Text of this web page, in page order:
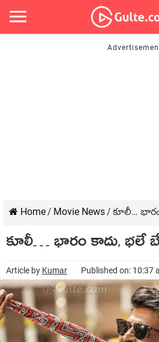
Home/ Movie News/ కూలీ…
కూలీ… భారం కాదు, భలే
Article by Kumar Published on: 10:37